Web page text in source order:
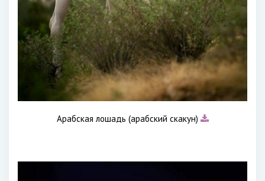
Арабская лошадь (арабский скакун)